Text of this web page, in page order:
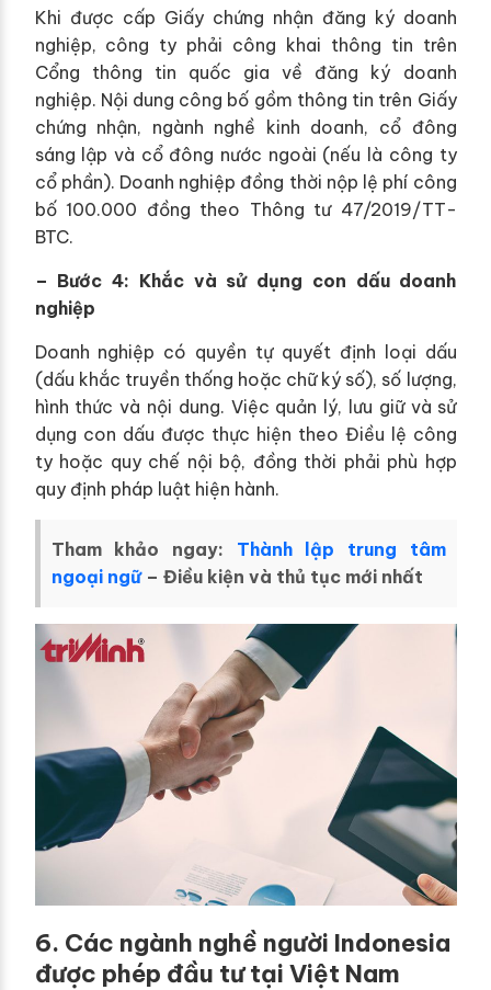
Khi được cấp Giấy chứng nhận đăng ký doanh
nghiệp, công ty phải công khai thông tin trên
Cổng thông tin quốc gia về đăng ký doanh
nghiệp. Nội dung công bố gồm thông tin trên Giấy
chứng nhận, ngành nghề kinh doanh, cổ đông
sáng lập và cổ đông nước ngoài (nếu là công ty
cổ phần). Doanh nghiệp đồng thời nộp lệ phí công
bố 100.000 đồng theo Thông tư 47/2019/TT-
BTC.
– Bước 4: Khắc và sử dụng con dấu doanh
nghiệp
Doanh nghiệp có quyền tự quyết định loại dấu
(dấu khắc truyền thống hoặc chữ ký số), số lượng,
hình thức và nội dung. Việc quản lý, lưu giữ và sử
dụng con dấu được thực hiện theo Điều lệ công
ty hoặc quy chế nội bộ, đồng thời phải phù hợp
quy định pháp luật hiện hành.
Tham khảo ngay:
Thành lập trung tâm
ngoại ngữ– Điều kiện và thủ tục mới nhất
6. Các ngành nghề người Indonesia
được phép đầu tư tại Việt Nam